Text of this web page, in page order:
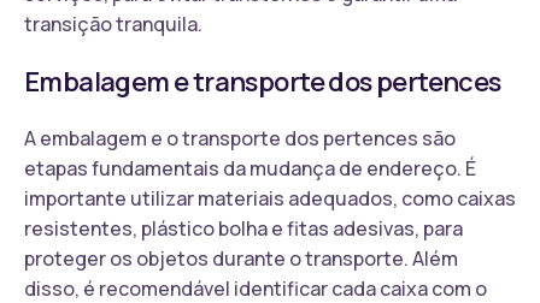
transição tranquila.
Embalagem e transporte dos pertences
A embalagem e o transporte dos pertences são
etapas fundamentais da mudança de endereço. É
importante utilizar materiais adequados, como caixas
resistentes, plástico bolha e fitas adesivas, para
proteger os objetos durante o transporte. Além
disso, é recomendável identificar cada caixa com o